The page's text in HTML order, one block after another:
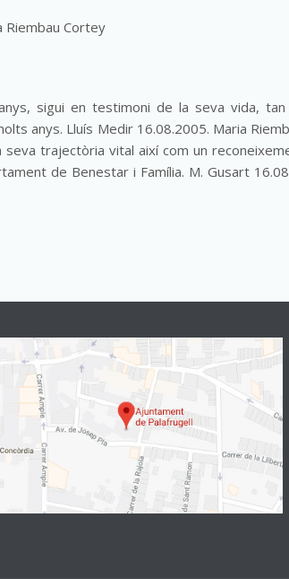
Riembau Cortey
sigui en testimoni de la seva vida,
anys. Lluís Medir 16.08.2005. Maria
trajectòria vital així com un
de Benestar i Família. M. Gusart